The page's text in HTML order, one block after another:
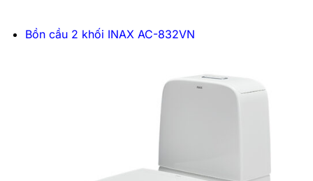
Bồn cầu 2 khối INAX AC-832VN